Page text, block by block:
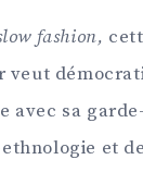
fashion,
avec sa
et